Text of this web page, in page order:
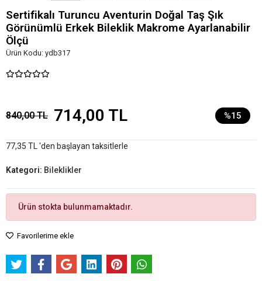
Sertifikalı Turuncu Aventurin Doğal Taş Şık
Görünümlü Erkek Bileklik Makrome Ayarlanabilir
Ölçü
Ürün Kodu: ydb317
840,00 TL 714,00 TL %15
77,35 TL 'den başlayan taksitlerle
Kategori: Bileklikler
Ürün stokta bulunmamaktadır.
Favorilerime ekle